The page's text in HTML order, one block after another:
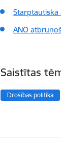
ANO
Saistītas
Drošības politika